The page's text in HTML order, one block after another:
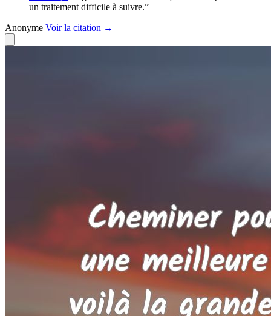
un traitement difficile à suivre.”
Anonyme Voirla citation →